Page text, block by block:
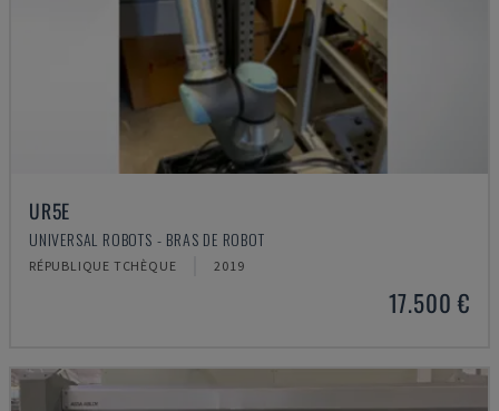
UR5E
UNIVERSAL ROBOTS - BRAS DE ROBOT
RÉPUBLIQUE TCHÈQUE 2019
17.500 €